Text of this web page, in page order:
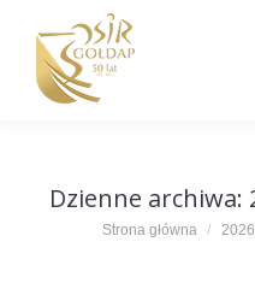
Dzienne archiwa:
Jesteś tutaj:
Strona główna 2026